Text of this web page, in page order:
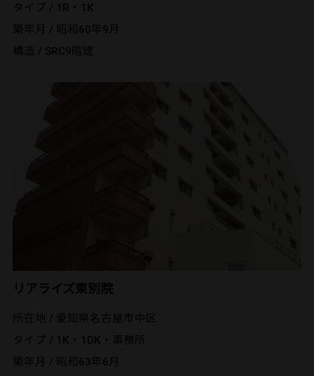
タイプ / 1R・1K
築年月 / 昭和60年9月
構造 / SRC9階建
リアライズ東別院
所在地 / 愛知県名古屋市中区
タイプ / 1K・1DK・事務所
築年月 / 昭和63年6月